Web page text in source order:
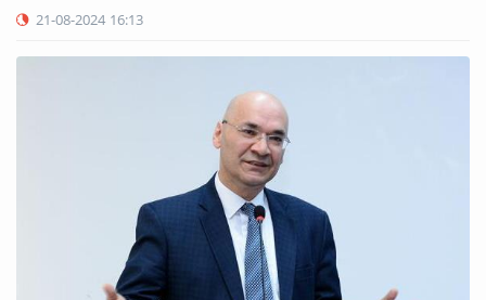
21-08-2024 16:13